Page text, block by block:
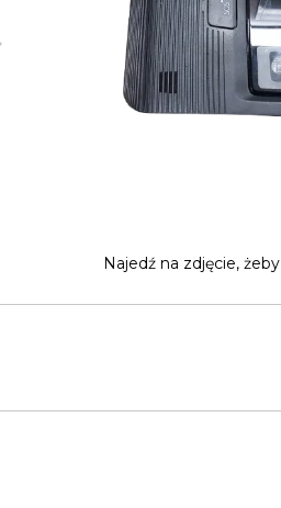
Najedź na zdjęcie,